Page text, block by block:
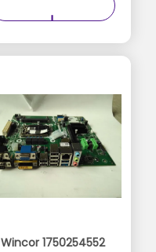
1750293439
بیار
1750254552 Wincor